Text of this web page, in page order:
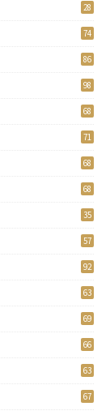
28
74
86
98
68
71
68
68
35
57
92
63
69
66
63
67